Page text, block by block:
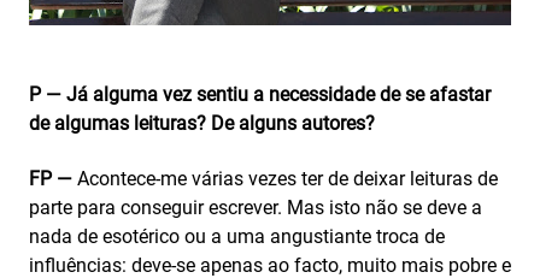
P — Já alguma vez sentiu a necessidade de se afastar
de algumas leituras? De alguns autores?
FP — Acontece-me várias vezes ter de deixar leituras de
parte para conseguir escrever. Mas isto não se deve a
nada de esotérico ou a uma angustiante troca de
influências: deve-se apenas ao facto, muito mais pobre e